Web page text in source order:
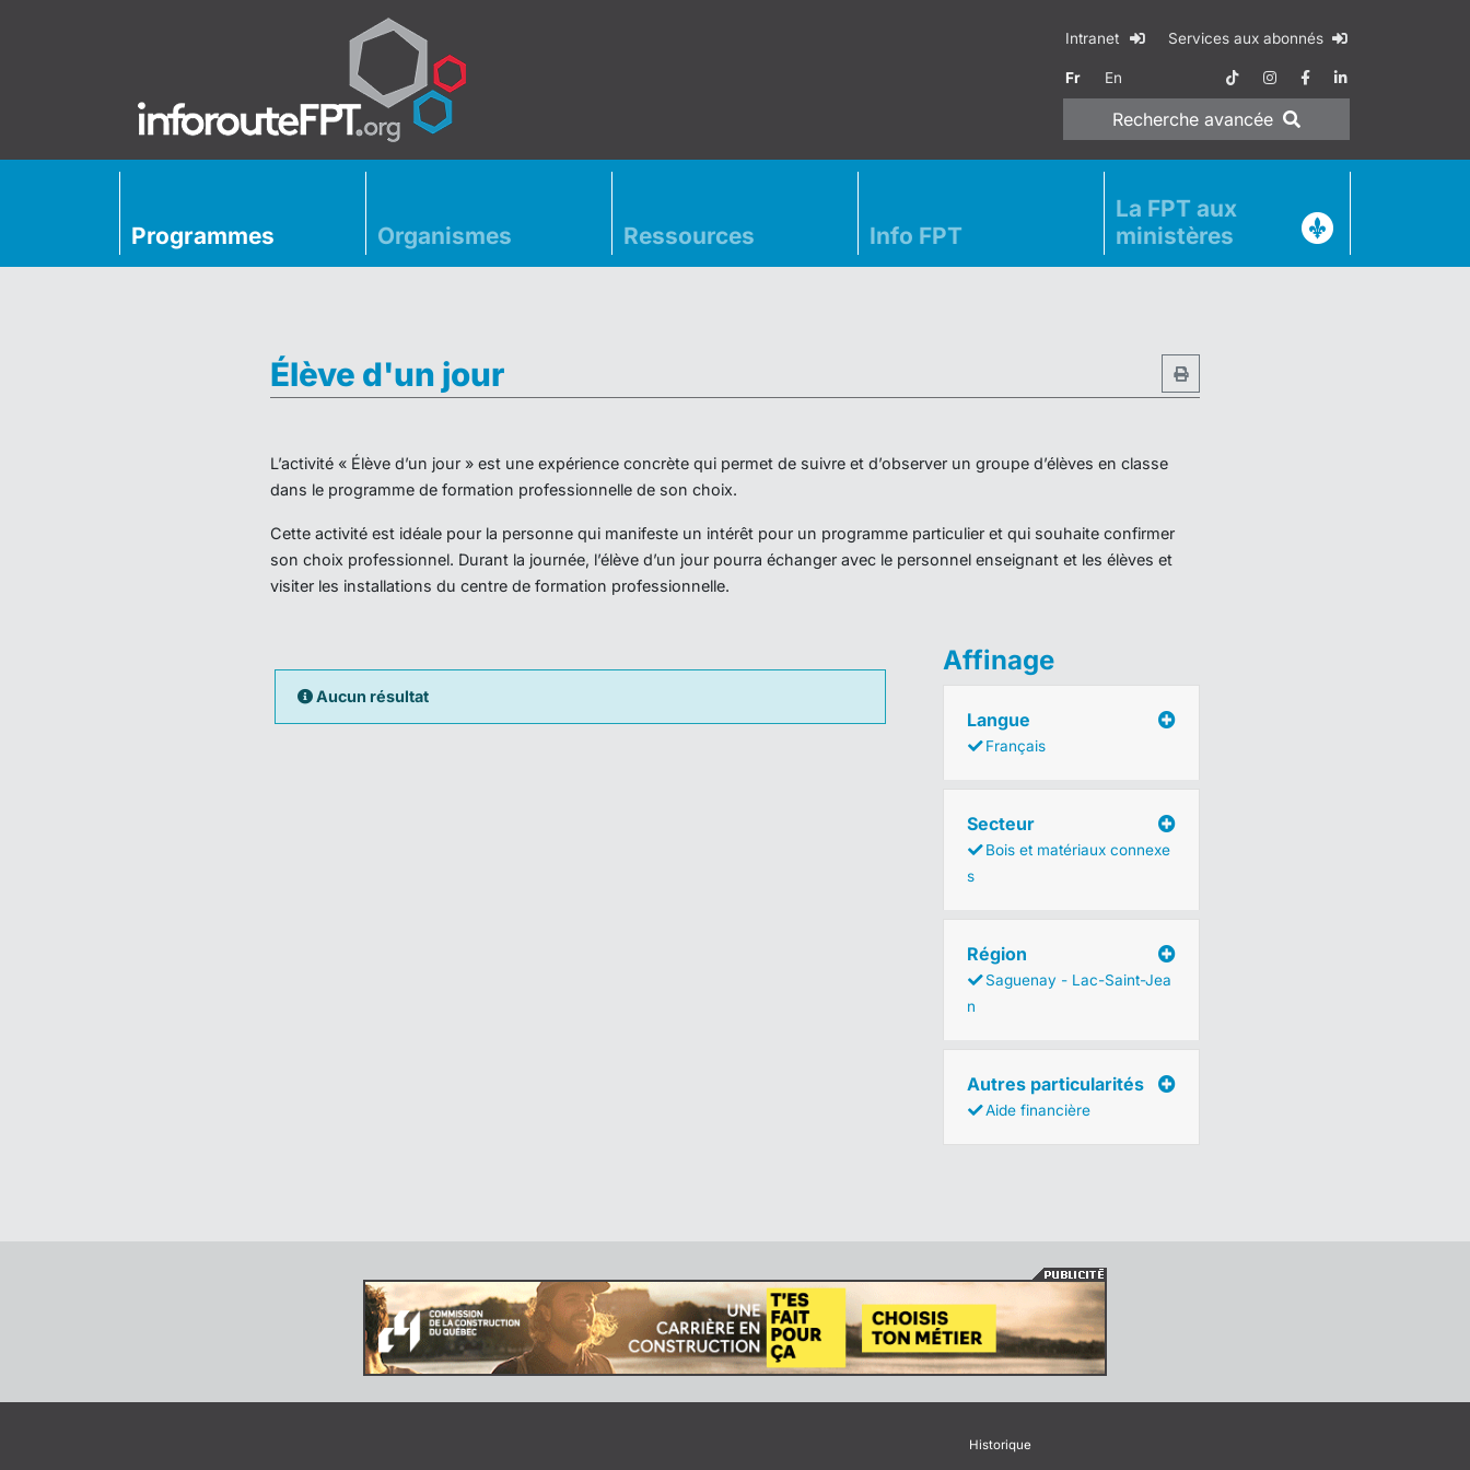
Intranet Services aux abonnés
Fr En
Recherche avancée
Programmes Organismes Ressources Info FPT
La FPT aux
ministères
Élève d'un jour
L’activité « Élève d’un jour » est une expérience concrète qui permet de suivre et d’observer un groupe d’élèves en classe
dans le programme de formation professionnelle de son choix.
Cette activité est idéale pour la personne qui manifeste un intérêt pour un programme particulier et qui souhaite confirmer
son choix professionnel. Durant la journée, l’élève d’un jour pourra échanger avec le personnel enseignant et les élèves et
visiter les installations du centre de formation professionnelle.
Aucun résultat
Affinage
Langue
Français
Secteur
Bois et matériaux connexe
s
Région
Saguenay - Lac-Saint-Jea
n
Autres particularités
Aide financière
Historique